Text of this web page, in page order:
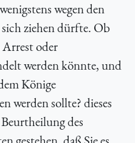
wegen den
ziehen dürfte. Ob
oder
werden könnte, und
Könige
werden sollte? dieses
des